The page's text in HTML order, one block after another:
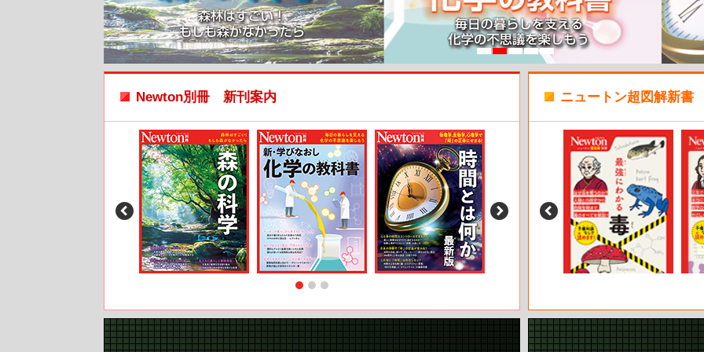
Newton別冊 新刊案内 ニュートン超図解新